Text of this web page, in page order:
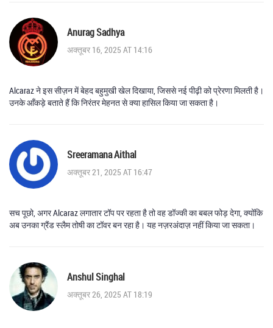
Anurag Sadhya
अक्तूबर 16, 2025 AT 14:16
Alcaraz ने इस सीज़न में बेहद बहुमुखी खेल दिखाया, जिससे नई पीढ़ी को प्रेरणा मिलती है।
उनके आँकड़े बताते हैं कि निरंतर मेहनत से क्या हासिल किया जा सकता है।
Sreeramana Aithal
अक्तूबर 21, 2025 AT 16:47
सच पूछो, अगर Alcaraz लगातार टॉप पर रहता है तो वह डॉज्की का बबल फोड़ देगा, क्योंकि
अब उनका ग्रैंड स्लैम तोषी का टॉवर बन रहा है। यह नज़रअंदाज़ नहीं किया जा सकता।
Anshul Singhal
अक्तूबर 26, 2025 AT 18:19